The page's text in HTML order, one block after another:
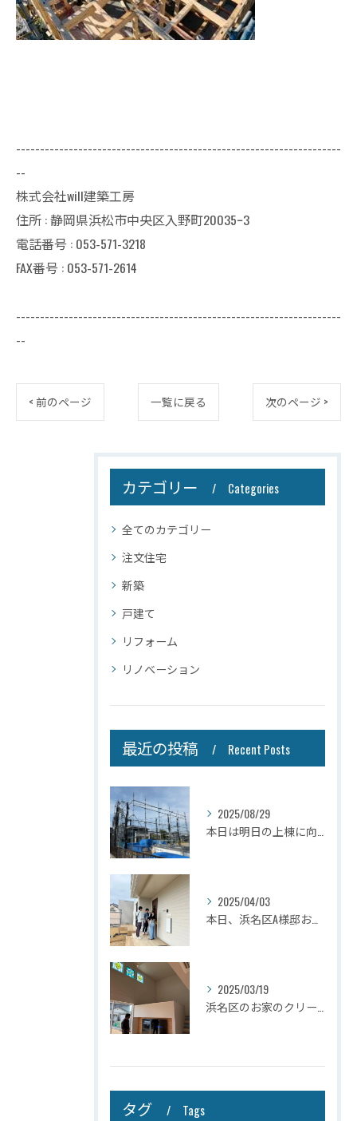
--------------------------------------------------------------------
--
株式会社will建築工房
住所 : 静岡県浜松市中央区入野町20035ｰ3
電話番号 : 053-571-3218
FAX番号 : 053-571-2614
--------------------------------------------------------------------
--
< 前のページ 一覧に戻る 次のページ >
カテゴリー Categories
全てのカテゴリー
注文住宅
新築
戸建て
リフォーム
リノベーション
最近の投稿 Recent Posts
2025/08/29
2025/04/03
2025/03/19
タグ Tags